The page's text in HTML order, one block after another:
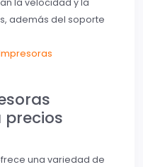
la velocidad y la
además del soporte
una variedad de